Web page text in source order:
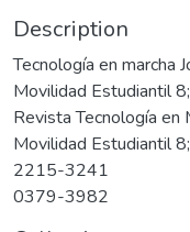
Description
Tecnología en marcha
Movilidad Estudiantil
Revista Tecnología en
Movilidad Estudiantil
2215-3241
0379-3982